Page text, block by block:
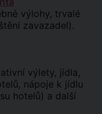
výlohy, trvalé
zavazadel).
výlety, jídla,
nápoje k jídlu
hotelů) a další